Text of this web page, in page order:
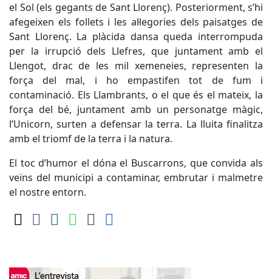
el Sol (els gegants de Sant Llorenç). Posteriorment, s’hi
afegeixen els follets i les al·legories dels paisatges de
Sant Llorenç. La plàcida dansa queda interrompuda
per la irrupció dels Llefres, que juntament amb el
Llengot, drac de les mil xemeneies, representen la
força del mal, i ho empastifen tot de fum i
contaminació. Els Llambrants, o el que és el mateix, la
força del bé, juntament amb un personatge màgic,
l’Unicorn, surten a defensar la terra. La lluita finalitza
amb el triomf de la terra i la natura.
El toc d’humor el dóna el Buscarrons, que convida als
veïns del municipi a contaminar, embrutar i malmetre
el nostre entorn.